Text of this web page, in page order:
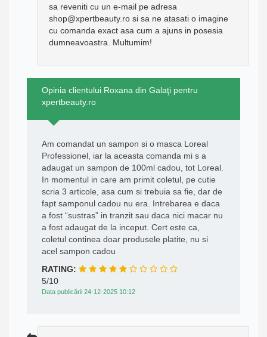
sa reveniti cu un e-mail pe adresa
shop@xpertbeauty.ro si sa ne atasati o imagine
cu comanda exact asa cum a ajuns in posesia
dumneavoastra. Multumim!
Opinia clientului Roxana din Galaţi pentru
xpertbeauty.ro
Am comandat un sampon si o masca Loreal
Professionel, iar la aceasta comanda mi s a
adaugat un sampon de 100ml cadou, tot Loreal.
In momentul in care am primit coletul, pe cutie
scria 3 articole, asa cum si trebuia sa fie, dar de
fapt samponul cadou nu era. Intrebarea e daca
a fost “sustras” in tranzit sau daca nici macar nu
a fost adaugat de la inceput. Cert este ca,
coletul continea doar produsele platite, nu si
acel sampon cadou
RATING:
5/10
Data publicării 24-12-2025 10:12